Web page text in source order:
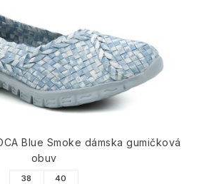
Blue Smoke dámska gumičková
obuv
38 40